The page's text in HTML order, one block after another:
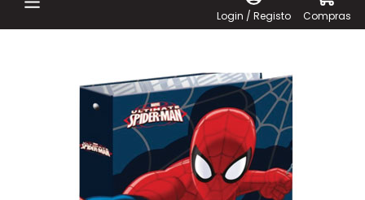
Login / Registo Compras